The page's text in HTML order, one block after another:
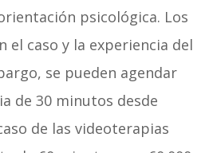
psicológica. Los
el caso y la experiencia del
se pueden agendar
de 30 minutos desde
de las videoterapias